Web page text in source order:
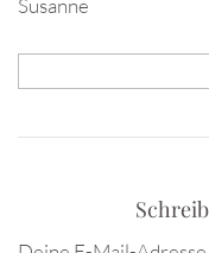
Susanne